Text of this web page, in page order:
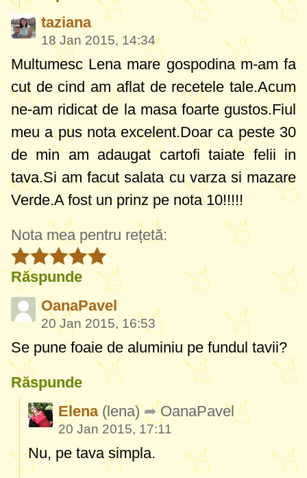
taziana
18 Jan 2015, 14:34
Multumesc Lena mare gospodina m-am fa
cut de cind am aflat de recetele tale.Acum
ne-am ridicat de la masa foarte gustos.Fiul
meu a pus nota excelent.Doar ca peste 30
de min am adaugat cartofi taiate felii in
tava.Si am facut salata cu varza si mazare
Verde.A fost un prinz pe nota 10!!!!!
Nota mea pentru rețetă:
Răspunde
OanaPavel
20 Jan 2015, 16:53
Se pune foaie de aluminiu pe fundul tavii?
Răspunde
Elena (lena) OanaPavel
20 Jan 2015, 17:11
Nu, pe tava simpla.